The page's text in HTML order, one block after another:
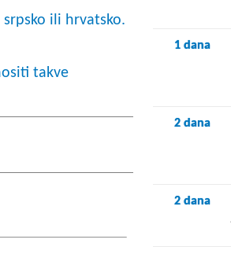
ili hrvatsko.
takve
1 dana
2 dana
2 dana